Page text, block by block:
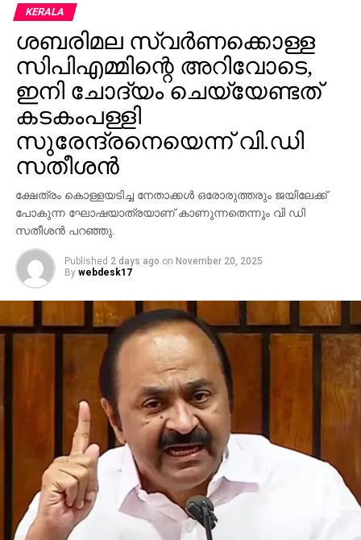
KERALA
ശബരിമല സ്വര്‍ണക്കൊള്ള
സിപിഎമ്മിന്റെ അറിവോടെ,
ഇനി ചോദ്യം ചെയ്യേണ്ടത്
കടകംപള്ളി
സുരേന്ദ്രനെയെന്ന് വി.ഡി
സതീശന്‍
ക്ഷേത്രം കൊള്ളയടിച്ച നേതാക്കള്‍ ഒരോരുത്തരും ജയിലേക്ക്
പോകുന്ന ഘോഷയാത്രയാണ് കാണുന്നതെന്നും വി ഡി
സതീശന്‍ പറഞ്ഞു.
Published 2 days ago on November 20, 2025
By webdesk17